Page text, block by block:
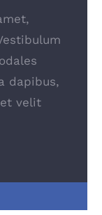
dapibus,
velit